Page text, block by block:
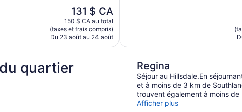
Le
prix
est
de
131 $ CA
131 $ CA
150 $ CA au total
(taxes et frais compris)
Du 23 août au 24 août
quartier Regina
Séjour au Hillsdale.En
et à moins de 3 km de
trouvent également à moins de
Afficher plus